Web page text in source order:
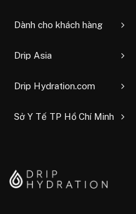
Dành cho khách hàng
Drip Asia
Drip Hydration.com
Sở Y Tế TP Hồ Chí Minh